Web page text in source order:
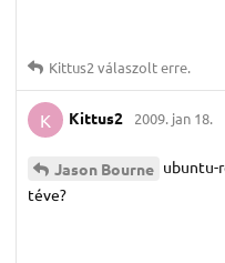
Kittus2 válaszolt erre.
K Kittus2 2009. jan 18.
Jason Bourne ubuntu-
téve?